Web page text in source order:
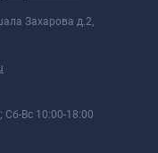
Захарова д.2,
Вс 10:00-18:00